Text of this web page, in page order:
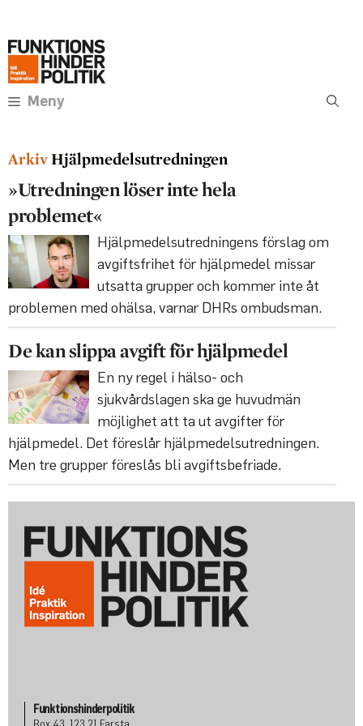
innehåll
Meny
Hjälpmedelsutredningen
»Utredningen löser inte hela
problemet«
Hjälpmedelsutredningens förslag om
avgiftsfrihet för hjälpmedel missar
utsatta grupper och kommer inte åt
problemen med ohälsa, varnar DHRs ombudsman.
De kan slippa avgift för hjälpmedel
En ny regel i hälso- och
sjukvårdslagen ska ge huvudmän
möjlighet att ta ut avgifter för
hjälpmedel. Det föreslår hjälpmedelsutredningen.
Men tre grupper föreslås bli avgiftsbefriade.
Funktionshinderpolitik
Box 43, 123 21 Farsta